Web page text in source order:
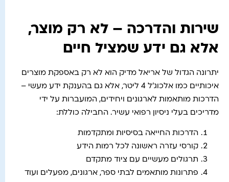
שירות והדרכה – לא רק מוצר,
אלא גם ידע שמציל חיים
יתרונה הגדול של אריאל מדיק הוא לא רק באספקת מוצרים
איכותיים כמו אלכוג'ל 4 ליטר, אלא גם בהענקת ידע מעשי –
הדרכות מותאמות לארגונים ויחידים, המועברות על ידי
מדריכים בעלי ניסיון רפואי עשיר. החבילה כוללת:
הדרכות החייאה בסיסיות ומתקדמות
קורסי עזרה ראשונה לכל רמות הידע
תרגולים מעשיים עם ציוד מתקדם
פתרונות מותאמים לבתי ספר, ארגונים, מפעלים ועוד